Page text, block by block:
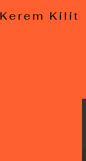
Kerem Kilit